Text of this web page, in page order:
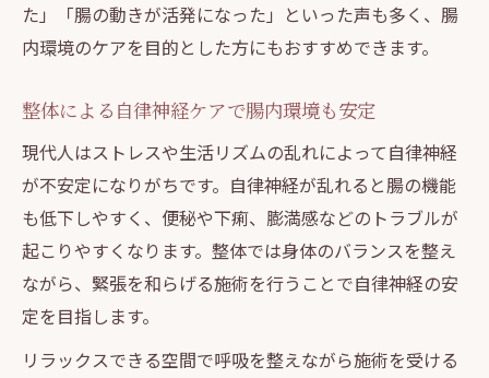
た」「腸の動きが活発になった」といった声も多く、腸
内環境のケアを目的とした方にもおすすめできます。
整体による自律神経ケアで腸内環境も安定
現代人はストレスや生活リズムの乱れによって自律神経
が不安定になりがちです。自律神経が乱れると腸の機能
も低下しやすく、便秘や下痢、膨満感などのトラブルが
起こりやすくなります。整体では身体のバランスを整え
ながら、緊張を和らげる施術を行うことで自律神経の安
定を目指します。
リラックスできる空間で呼吸を整えながら施術を受ける